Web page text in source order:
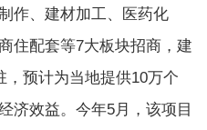
作、建材加工、医药化
住配套等7大板块招商，建
，预计为当地提供10万个
济效益。今年5月，该项目